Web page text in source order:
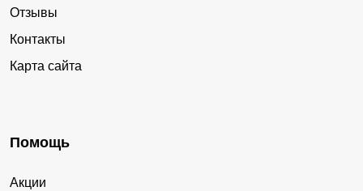
Отзывы
Контакты
Карта сайта
Помощь
Акции